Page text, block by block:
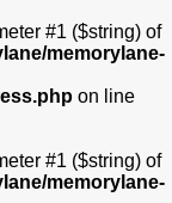
#1 ($string) of
memorylane-
on line
#1 ($string) of
memorylane-